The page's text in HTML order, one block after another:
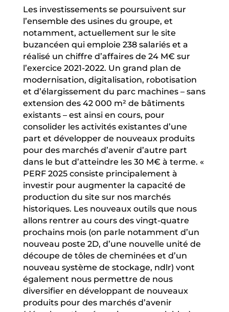
Les investissements se poursuivent sur
l’ensemble des usines du groupe, et
notamment, actuellement sur le site
buzancéen qui emploie 238 salariés et a
réalisé un chiffre d’affaires de 24 M€ sur
l’exercice 2021-2022. Un grand plan de
modernisation, digitalisation, robotisation
et d’élargissement du parc machines – sans
extension des 42 000 m² de bâtiments
existants – est ainsi en cours, pour
consolider les activités existantes d’une
part et développer de nouveaux produits
pour des marchés d’avenir d’autre part
dans le but d’atteindre les 30 M€ à terme. «
PERF 2025 consiste principalement à
investir pour augmenter la capacité de
production du site sur nos marchés
historiques. Les nouveaux outils que nous
allons rentrer au cours des vingt-quatre
prochains mois (on parle notamment d’un
nouveau poste 2D, d’une nouvelle unité de
découpe de tôles de cheminées et d’un
nouveau système de stockage, ndlr) vont
également nous permettre de nous
diversifier en développant de nouveaux
produits pour des marchés d’avenir